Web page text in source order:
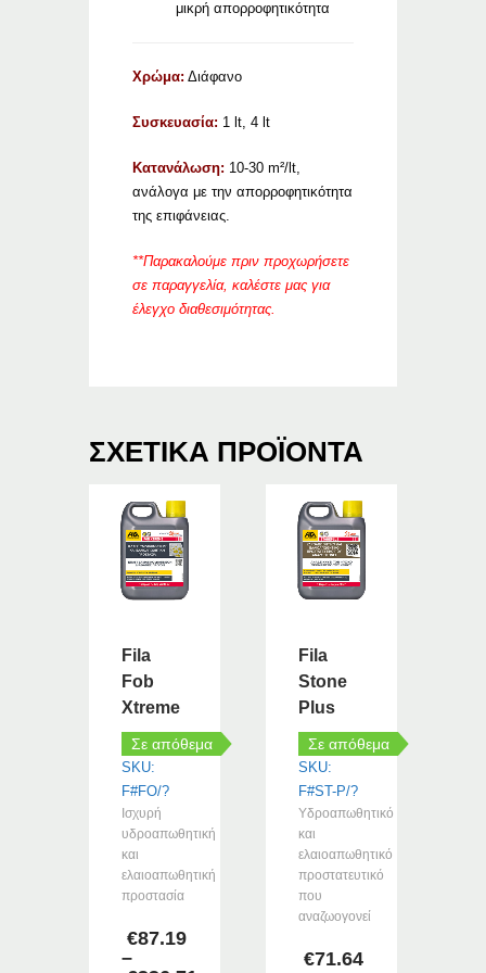
μικρή απορροφητικότητα
Χρώμα: Διάφανο
Συσκευασία: 1 lt, 4 lt
Κατανάλωση: 10-30 m²/lt,
ανάλογα με την απορροφητικότητα
της επιφάνειας.
**Παρακαλούμε πριν προχωρήσετε
σε παραγγελία, καλέστε μας για
έλεγχο διαθεσιμότητας.
ΣΧΕΤΙΚΆ ΠΡΟΪΌΝΤΑ
Fila
Fob
Xtreme
Σε απόθεμα
SKU:
F#FO/?
Ισχυρή
υδροαπωθητική
και
ελαιοαπωθητική
προστασία
€87.19
–
Fila
Stone
Plus
Σε απόθεμα
SKU:
F#ST-P/?
Υδροαπωθητικό
και
ελαιοαπωθητικό
προστατευτικό
που
αναζωογονεί
€71.64